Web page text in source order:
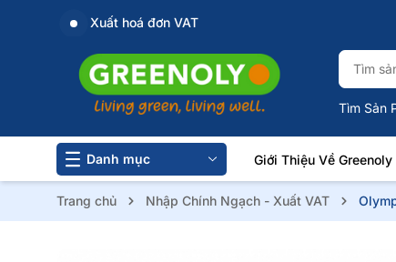
Xuất hoá đơn VAT
Tìm Sản
Danh mục Giới Thiệu Về Greenoly
Trang chủ Nhập Chính Ngạch - Xuất VAT